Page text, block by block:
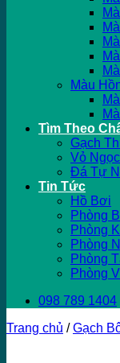
Màu
Tìm Theo
Gạch
Vỏ
Đá Tự
Tin Tức
Hồ Bơi
Phòng
Phòng
Phòng
Phòng
Phòng
098 789 1404
Trang chủ / Gạch